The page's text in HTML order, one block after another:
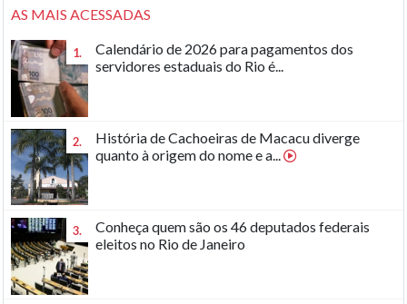
AS MAIS ACESSADAS
1.
Calendário de 2026 para pagamentos dos
servidores estaduais do Rio é...
2.
História de Cachoeiras de Macacu diverge
quanto à origem do nome e a...
3.
Conheça quem são os 46 deputados federais
eleitos no Rio de Janeiro